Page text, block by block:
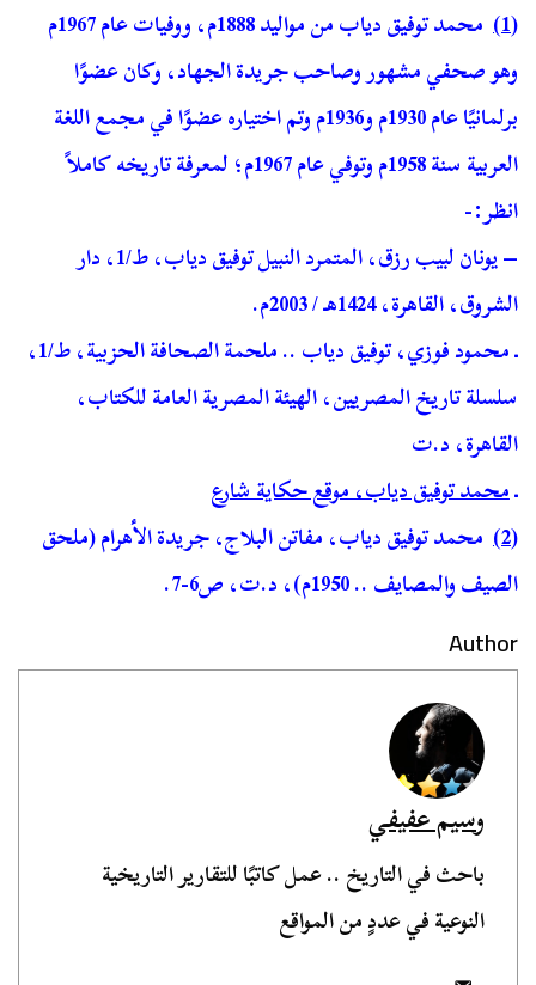
(1)
محمد توفيق دياب من مواليد 1888م، ووفيات عام 1967م
وهو صحفي مشهور وصاحب جريدة الجهاد، وكان عضوًا
برلمانيًا عام 1930م و1936م وتم اختياره عضوًا في مجمع اللغة
العربية سنة 1958م وتوفي عام 1967م؛ لمعرفة تاريخه كاملاً
انظر:-
– يونان لبيب رزق، المتمرد النبيل توفيق دياب، ط/1، دار
الشروق، القاهرة، 1424هـ / 2003م.
ـ محمود فوزي، توفيق دياب .. ملحمة الصحافة الحزبية، ط/1،
سلسلة تاريخ المصريين، الهيئة المصرية العامة للكتاب،
القاهرة، د.ت
ـمحمد توفيق دياب، موقع حكاية شارع
(2)
محمد توفيق دياب، مفاتن البلاج، جريدة الأهرام (ملحق
الصيف والمصايف .. 1950م)، د.ت، ص6-7.
Author
وسيم عفيفي
باحث في التاريخ .. عمل كاتبًا للتقارير التاريخية
النوعية في عددٍ من المواقع